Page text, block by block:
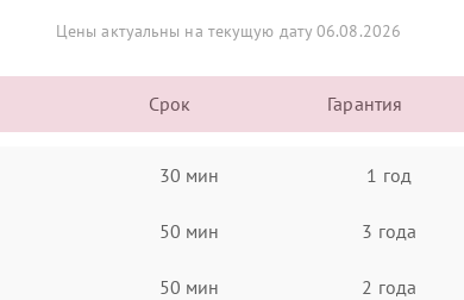
Цены актуальны на текущую дату 06.08.2026
Срок Гарантия
30 мин 1 год
50 мин 3 года
50 мин 2 года